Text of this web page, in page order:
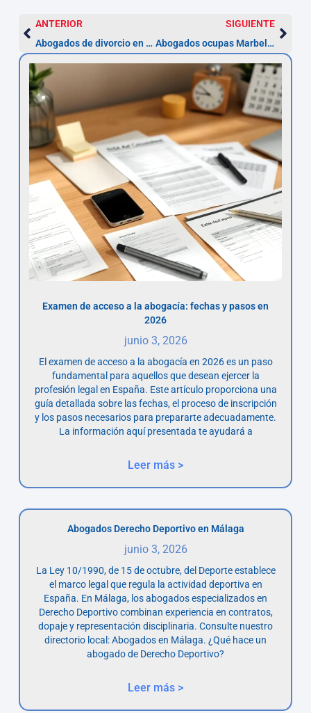
ANTERIOR
Abogados de divorcio en Marbella: plazos y costes (desde 3 meses)
SIGUIENTE
Abogados ocupas Marbella — desahucio en 2–6 meses
Examen de acceso a la abogacía: fechas y pasos en
2026
junio 3, 2026
El examen de acceso a la abogacía en 2026 es un paso
fundamental para aquellos que desean ejercer la
profesión legal en España. Este artículo proporciona una
guía detallada sobre las fechas, el proceso de inscripción
y los pasos necesarios para prepararte adecuadamente.
La información aquí presentada te ayudará a
Leer más >
Abogados Derecho Deportivo en Málaga
junio 3, 2026
La Ley 10/1990, de 15 de octubre, del Deporte establece
el marco legal que regula la actividad deportiva en
España. En Málaga, los abogados especializados en
Derecho Deportivo combinan experiencia en contratos,
dopaje y representación disciplinaria. Consulte nuestro
directorio local: Abogados en Málaga. ¿Qué hace un
abogado de Derecho Deportivo?
Leer más >